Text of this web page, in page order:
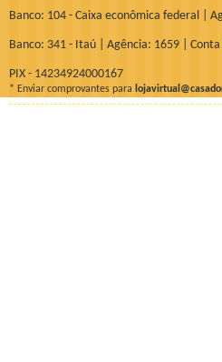
Banco: 104 - Caixa econômica federal |
Banco: 341 - Itaú | Agência: 1659 |
PIX - 14234924000167
* Enviar comprovantes para